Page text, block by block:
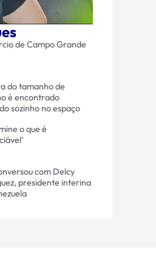
de Campo Grande
do tamanho de
é encontrado
sozinho no espaço
o que é
com Delcy
presidente interina